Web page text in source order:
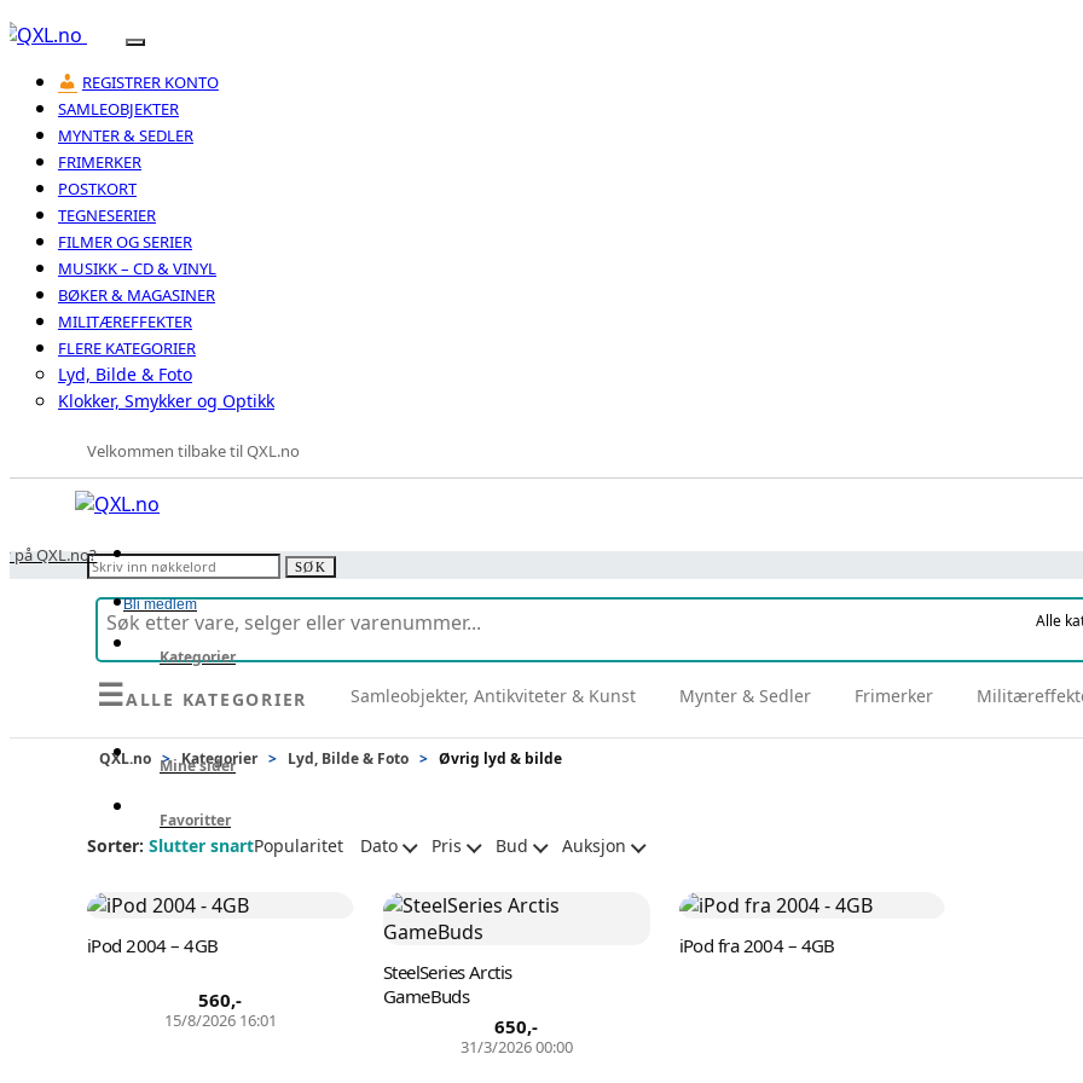
REGISTRER KONTO
SAMLEOBJEKTER
MYNTER & SEDLER
FRIMERKER
POSTKORT
TEGNESERIER
FILMER OG SERIER
MUSIKK – CD & VINYL
BØKER & MAGASINER
MILITÆREFFEKTER
FLERE KATEGORIER
Lyd, Bilde & Foto
Klokker, Smykker og Optikk
Velkommen tilbake til QXL.no
på QXL.no?
Bli medlem
Kategorier
Selg
Mine sider
Favoritter
Søk etter: SØK
☰ALLE KATEGORIER Samleobjekter, Antikviteter & Kunst Mynter & Sedler Frimerker
QXL.no > Kategorier > Lyd, Bilde & Foto > Øvrig lyd & bilde
Sorter: Slutter snartPopularitet Dato Pris Bud Auksjon
iPod 2004 – 4GB
15/8/2026 16:01
560,-
SteelSeries Arctis
GameBuds
31/3/2026 00:00
650,-
iPod fra 2004 – 4GB